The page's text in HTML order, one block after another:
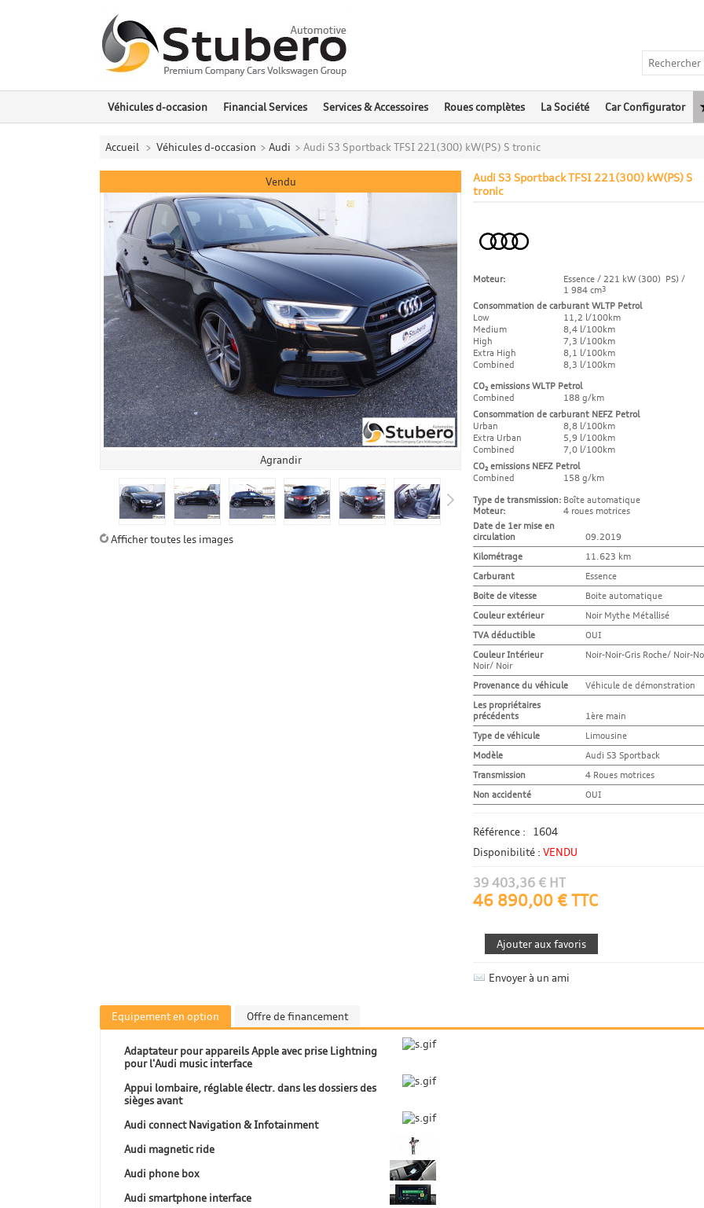
Véhicules d-occasion Financial Services Services & Accessoires Roues complètes La Société Car Configurator
Accueil > Véhicules d-occasion > Audi > Audi S3 Sportback TFSI 221(300) kW(PS) S tronic
Vendu
Agrandir
Afficher toutes les images
Audi S3 Sportback TFSI 221(300) kW(PS) S
tronic
Moteur:
Essence / 221 kW (300) PS) /
1 984 cm3
Consommation de carburant WLTP Petrol
Low
11,2 l/100km
Medium
8,4 l/100km
High
7,3 l/100km
Extra High
8,1 l/100km
Combined
8,3 l/100km
CO₂ emissions WLTP Petrol
Combined
188 g/km
Consommation de carburant NEFZ Petrol
Urban
8,8 l/100km
Extra Urban
5,9 l/100km
Combined
7,0 l/100km
CO₂ emissions NEFZ Petrol
Combined
158 g/km
Type de transmission: Boîte automatique
Moteur:
4 roues motrices
Date de 1er mise en
circulation
09.2019
Kilométrage
11.623 km
Carburant
Essence
Boite de vitesse
Boite automatique
Couleur extérieur
Noir Mythe Métallisé
TVA déductible
OUI
Couleur Intérieur
Noir-Noir-Gris Roche/ Noir-
Noir/ Noir
Provenance du véhicule
Véhicule de démonstration
Les propriétaires
précédents
1ère main
Type de véhicule
Limousine
Modèle
Audi S3 Sportback
Transmission
4 Roues motrices
Non accidenté
OUI
Référence :
1604
Disponibilité : VENDU
39 403,36 € HT
46 890,00 € TTC
Envoyer à un ami
Equipement en option Offre de financement
Adaptateur pour appareils Apple avec prise Lightning
pour l'Audi music interface
Appui lombaire, réglable électr. dans les dossiers des
sièges avant
Audi connect Navigation & Infotainment
Audi magnetic ride
Audi phone box
Audi smartphone interface